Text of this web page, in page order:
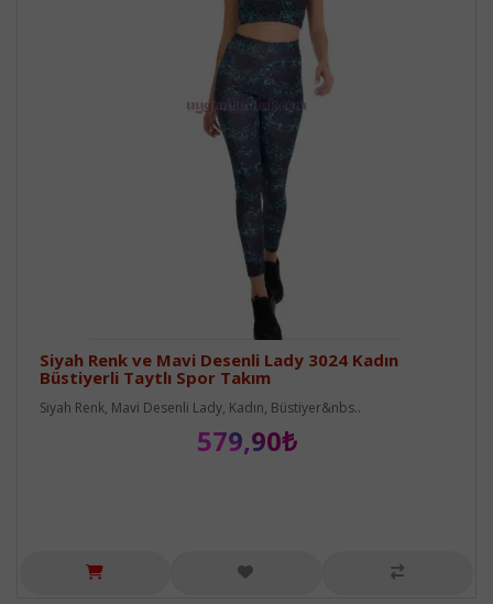
Siyah Renk ve Mavi Desenli Lady 3024 Kadın
Büstiyerli Taytlı Spor Takım
Siyah Renk, Mavi Desenli Lady, Kadın, Büstiyer&nbs..
579,90₺